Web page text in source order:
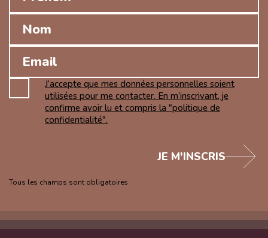
J’accepte que mes données personnelles soient
utilisées pour me contacter. En m’inscrivant, je
confirme avoir lu et compris la "politique de
confidentialité".
Tous les champs sont obligatoires
JE M'INSCRIS